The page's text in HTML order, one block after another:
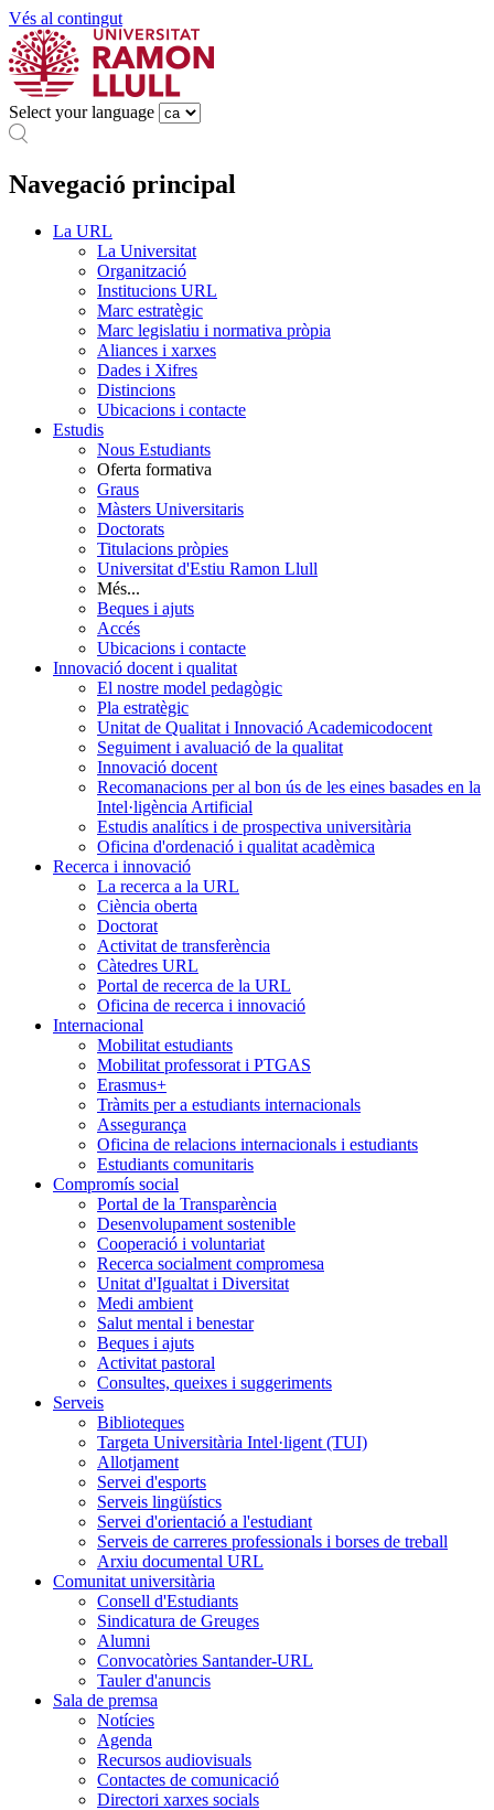
Vés al contingut
Select your language
Navegació principal
La URL
La Universitat
Organització
Institucions URL
Marc estratègic
Marc legislatiu i normativa pròpia
Aliances i xarxes
Dades i Xifres
Distincions
Ubicacions i contacte
Estudis
Nous Estudiants
Oferta formativa
Graus
Màsters Universitaris
Doctorats
Titulacions pròpies
Universitat d'Estiu Ramon Llull
Més...
Beques i ajuts
Accés
Ubicacions i contacte
Innovació docent i qualitat
El nostre model pedagògic
Pla estratègic
Unitat de Qualitat i Innovació Academicodocent
Seguiment i avaluació de la qualitat
Innovació docent
Recomanacions per al bon ús de les eines basades en la
Intel·ligència Artificial
Estudis analítics i de prospectiva universitària
Oficina d'ordenació i qualitat acadèmica
Recerca i innovació
La recerca a la URL
Ciència oberta
Doctorat
Activitat de transferència
Càtedres URL
Portal de recerca de la URL
Oficina de recerca i innovació
Internacional
Mobilitat estudiants
Mobilitat professorat i PTGAS
Erasmus+
Tràmits per a estudiants internacionals
Assegurança
Oficina de relacions internacionals i estudiants
Estudiants comunitaris
Compromís social
Portal de la Transparència
Desenvolupament sostenible
Cooperació i voluntariat
Recerca socialment compromesa
Unitat d'Igualtat i Diversitat
Medi ambient
Salut mental i benestar
Beques i ajuts
Activitat pastoral
Consultes, queixes i suggeriments
Serveis
Biblioteques
Targeta Universitària Intel·ligent (TUI)
Allotjament
Servei d'esports
Serveis lingüístics
Servei d'orientació a l'estudiant
Serveis de carreres professionals i borses de treball
Arxiu documental URL
Comunitat universitària
Consell d'Estudiants
Sindicatura de Greuges
Alumni
Convocatòries Santander-URL
Tauler d'anuncis
Sala de premsa
Notícies
Agenda
Recursos audiovisuals
Contactes de comunicació
Directori xarxes socials